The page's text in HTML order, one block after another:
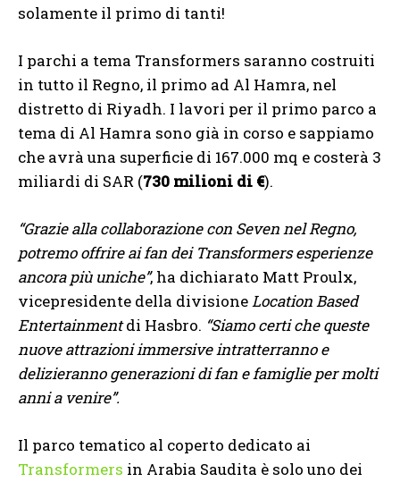
solamente il primo di tanti!
I parchi a tema Transformers saranno costruiti
in tutto il Regno, il primo ad Al Hamra, nel
distretto di Riyadh. I lavori per il primo parco a
tema di Al Hamra sono già in corso e sappiamo
che avrà una superficie di 167.000 mq e costerà 3
miliardi di SAR (730 milioni di €).
“Grazie alla collaborazione con Seven nel Regno,
potremo offrire ai fan dei Transformers esperienze
ancora più uniche”, ha dichiarato Matt Proulx,
vicepresidente della divisione Location Based
Entertainmentdi Hasbro. “Siamo certi che queste
nuove attrazioni immersive intratterranno e
delizieranno generazioni di fan e famiglie per molti
anni a venire”.
Il parco tematico al coperto dedicato ai
Transformers in Arabia Saudita è solo uno dei